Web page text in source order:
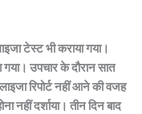
टेस्ट भी कराया गया।
उपचार के दौरान सात
रिपोर्ट नहीं आने की वजह
नहीं दर्शाया। तीन दिन बाद